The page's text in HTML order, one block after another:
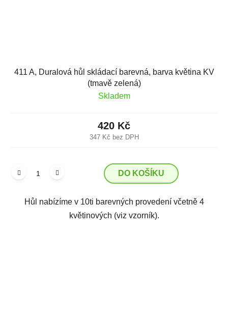
411 A, Duralová hůl skládací barevná, barva květina KV
(tmavě zelená)
Skladem
347 Kč bez DPH
420 Kč
DO KOŠÍKU
Hůl nabízíme v 10ti barevných provedení včetně 4
květinových (viz vzorník).